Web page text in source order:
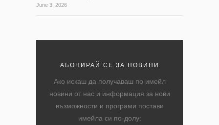
June 3, 2026
АБОНИРАЙ СЕ ЗА НОВИНИ
Ако искаш да получаваш по имейл
новини от нас и информация за нови
възможности и програми постави
имейла си по-долу: